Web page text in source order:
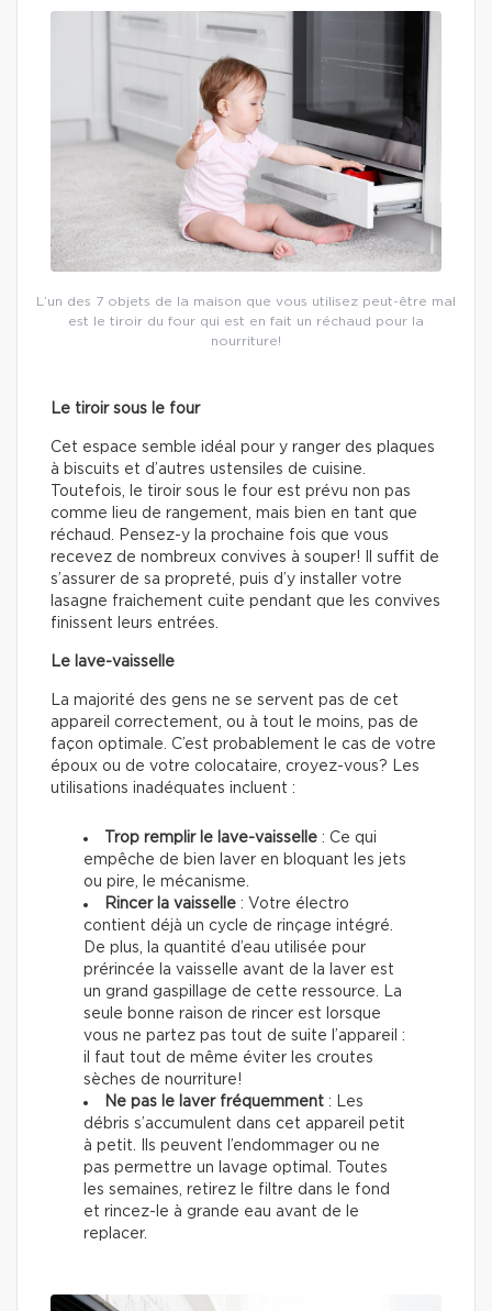
L’un des 7 objets de la maison que vous utilisez peut-être mal
est le tiroir du four qui est en fait un réchaud pour la
nourriture!
Le tiroir sous le four
Cet espace semble idéal pour y ranger des plaques
à biscuits et d’autres ustensiles de cuisine.
Toutefois, le tiroir sous le four est prévu non pas
comme lieu de rangement, mais bien en tant que
réchaud. Pensez-y la prochaine fois que vous
recevez de nombreux convives à souper! Il suffit de
s’assurer de sa propreté, puis d’y installer votre
lasagne fraichement cuite pendant que les convives
finissent leurs entrées.
Le lave-vaisselle
La majorité des gens ne se servent pas de cet
appareil correctement, ou à tout le moins, pas de
façon optimale. C’est probablement le cas de votre
époux ou de votre colocataire, croyez-vous? Les
utilisations inadéquates incluent :
Trop remplir le lave-vaisselle : Ce qui
empêche de bien laver en bloquant les jets
ou pire, le mécanisme.
Rincer la vaisselle : Votre électro
contient déjà un cycle de rinçage intégré.
De plus, la quantité d’eau utilisée pour
prérincée la vaisselle avant de la laver est
un grand gaspillage de cette ressource. La
seule bonne raison de rincer est lorsque
vous ne partez pas tout de suite l’appareil :
il faut tout de même éviter les croutes
sèches de nourriture!
Ne pas le laver fréquemment : Les
débris s’accumulent dans cet appareil petit
à petit. Ils peuvent l’endommager ou ne
pas permettre un lavage optimal. Toutes
les semaines, retirez le filtre dans le fond
et rincez-le à grande eau avant de le
replacer.